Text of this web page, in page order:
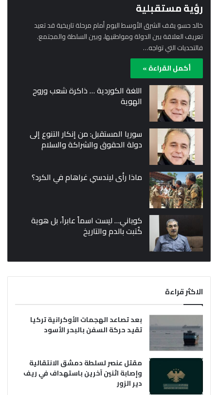
رؤية مستقبلية
خالد حسو يقف الشرق الأوسط اليوم أمام مرحلة تاريخية قد تعيد
تعريف العلاقة بين الدولة ومواطنيها، وبين السلطة والمجتمع.
فالتحديات التي تواجه…
أكمل القراءة »
اللغة الكوردية … ذاكرة شعب وروح
الهوية
سوريا المستقبل: من إنكار التنوع إلى
دولة الحقوق والشراكة والسلام
ماذا رأى ليندسي غراهام في الكرد؟
كوباني… ليست اسماً عابراً، بل هوية
كُتبت بالدم والتاريخ
الاكثر قراءة
بعد تصاعد الهجمات الأوكرانية تركيا
تقيد حركة السفن بالبحر الأسود
مقتل عنصر لسلطة دمشق الانتقالية
وإصابة اثنين آخرين باستهداف في ريف
دير الزور